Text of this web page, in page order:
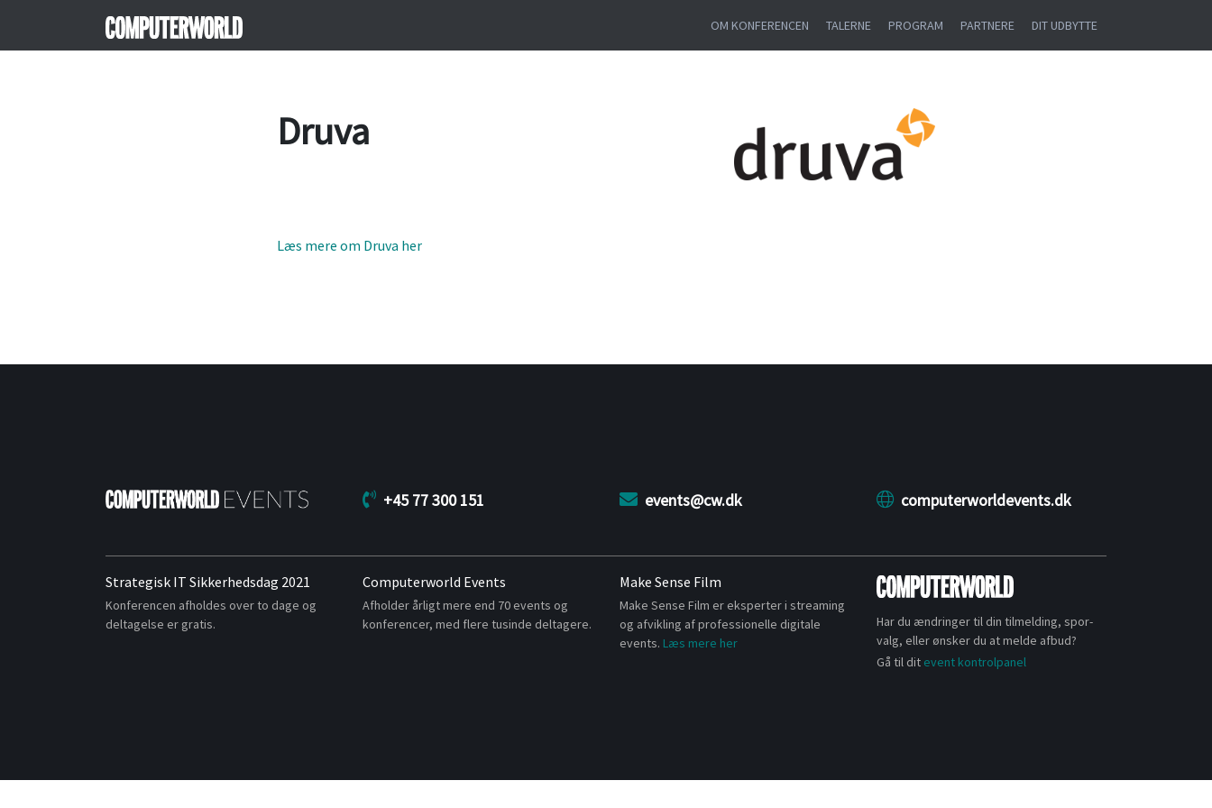
OM KONFERENCEN TALERNE PROGRAM PARTNERE DIT UDBYTTE
Druva
Læs mere om Druva her
+45 77 300 151 events@cw.dk computerworldevents.dk
Strategisk IT Sikkerhedsdag 2021
Konferencen afholdes over to dage og
deltagelse er gratis.
Computerworld Events
Afholder årligt mere end 70 events og
konferencer, med flere tusinde deltagere.
Make Sense Film
Make Sense Film er eksperter i streaming
og afvikling af professionelle digitale
events. Læs mere her
Har du ændringer til din tilmelding, spor-
valg, eller ønsker du at melde afbud?
Gå til dit event kontrolpanel